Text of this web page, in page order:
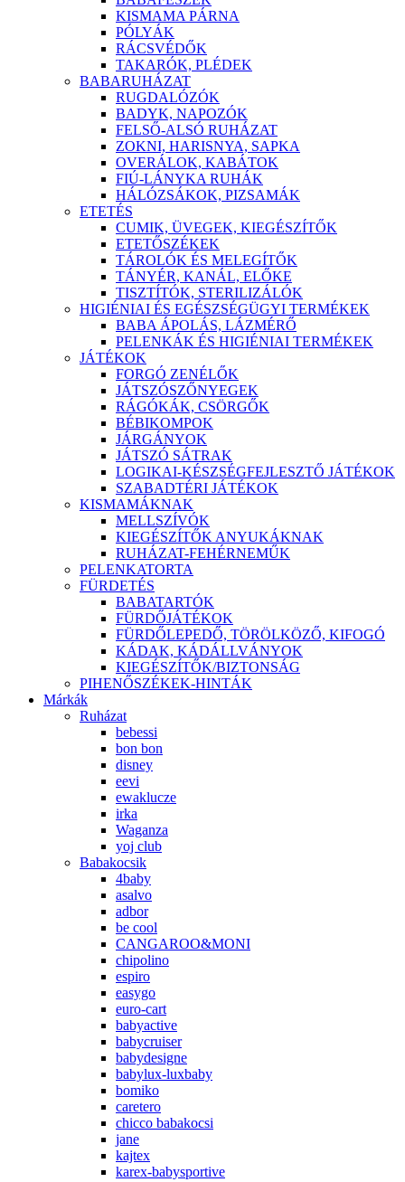
KISMAMA PÁRNA
PÓLYÁK
RÁCSVÉDŐK
TAKARÓK, PLÉDEK
BABARUHÁZAT
RUGDALÓZÓK
BADYK, NAPOZÓK
FELSŐ-ALSÓ RUHÁZAT
ZOKNI, HARISNYA, SAPKA
OVERÁLOK, KABÁTOK
FIÚ-LÁNYKA RUHÁK
HÁLÓZSÁKOK, PIZSAMÁK
ETETÉS
CUMIK, ÜVEGEK, KIEGÉSZÍTŐK
ETETŐSZÉKEK
TÁROLÓK ÉS MELEGÍTŐK
TÁNYÉR, KANÁL, ELŐKE
TISZTÍTÓK, STERILIZÁLÓK
HIGIÉNIAI ÉS EGÉSZSÉGÜGYI TERMÉKEK
BABA ÁPOLÁS, LÁZMÉRŐ
PELENKÁK ÉS HIGIÉNIAI TERMÉKEK
JÁTÉKOK
FORGÓ ZENÉLŐK
JÁTSZÓSZŐNYEGEK
RÁGÓKÁK, CSÖRGŐK
BÉBIKOMPOK
JÁRGÁNYOK
JÁTSZÓ SÁTRAK
LOGIKAI-KÉSZSÉGFEJLESZTŐ JÁTÉKOK
SZABADTÉRI JÁTÉKOK
KISMAMÁKNAK
MELLSZÍVÓK
KIEGÉSZÍTŐK ANYUKÁKNAK
RUHÁZAT-FEHÉRNEMŰK
PELENKATORTA
FÜRDETÉS
BABATARTÓK
FÜRDŐJÁTÉKOK
FÜRDŐLEPEDŐ, TÖRÖLKÖZŐ, KIFOGÓ
KÁDAK, KÁDÁLLVÁNYOK
KIEGÉSZÍTŐK/BIZTONSÁG
PIHENŐSZÉKEK-HINTÁK
Márkák
Ruházat
bebessi
bon bon
disney
eevi
ewaklucze
irka
Waganza
yoj club
Babakocsik
4baby
asalvo
adbor
be cool
CANGAROO&MONI
chipolino
espiro
easygo
euro-cart
babyactive
babycruiser
babydesigne
babylux-luxbaby
bomiko
caretero
chicco babakocsi
jane
kajtex
karex-babysportive